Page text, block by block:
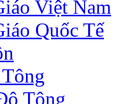
Việt Nam
Quốc Tế
Tông